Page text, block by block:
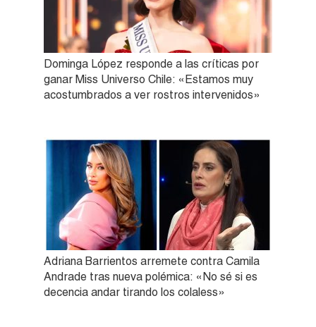
Dominga López responde a las críticas por
ganar Miss Universo Chile: «Estamos muy
acostumbrados a ver rostros intervenidos»
Adriana Barrientos arremete contra Camila
Andrade tras nueva polémica: «No sé si es
decencia andar tirando los colaless»